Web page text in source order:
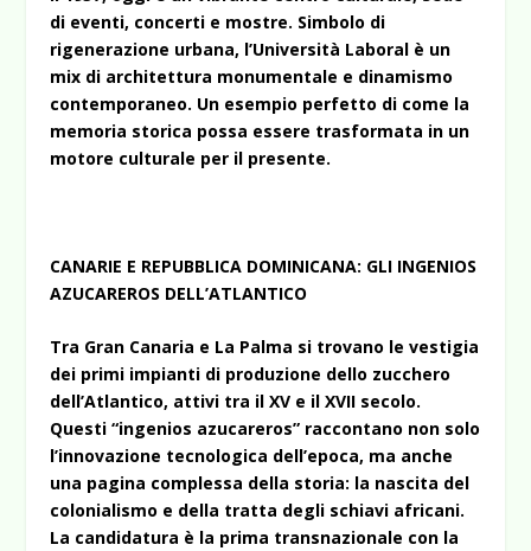
di eventi, concerti e mostre. Simbolo di
rigenerazione urbana, l’Università Laboral è un
mix di architettura monumentale e dinamismo
contemporaneo. Un esempio perfetto di come la
memoria storica possa essere trasformata in un
motore culturale per il presente.
CANARIE E REPUBBLICA DOMINICANA: GLI INGENIOS
AZUCAREROS DELL’ATLANTICO
Tra Gran Canaria e La Palma si trovano le vestigia
dei primi impianti di produzione dello zucchero
dell’Atlantico, attivi tra il XV e il XVII secolo.
Questi “ingenios azucareros” raccontano non solo
l’innovazione tecnologica dell’epoca, ma anche
una pagina complessa della storia: la nascita del
colonialismo e della tratta degli schiavi africani.
La candidatura è la prima transnazionale con la